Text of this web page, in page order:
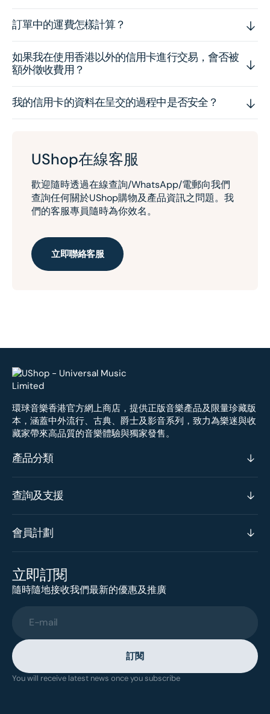
訂單中的運費怎樣計算？
如果我在使用香港以外的信用卡進行交易，會否被
額外徵收費用？
我的信用卡的資料在呈交的過程中是否安全？
UShop在線客服
歡迎隨時透過在線查詢/WhatsApp/電郵向我們
查詢任何關於UShop購物及產品資訊之問題。我
們的客服專員隨時為你效名。
立即聯絡客服
環球音樂香港官方網上商店，提供正版音樂產品及限量珍藏版
本，涵蓋中外流行、古典、爵士及影音系列，致力為樂迷與收
藏家帶來高品質的音樂體驗與獨家發售。
產品分類
查詢及支援
會員計劃
立即訂閱
隨時隨地接收我們最新的優惠及推廣
E-mail
訂閱
You will receive latest news once you subscribe